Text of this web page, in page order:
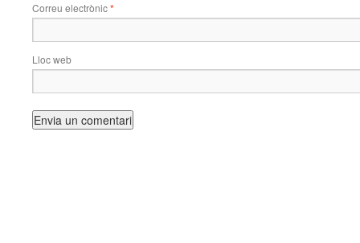
Correu electrònic*
Lloc web